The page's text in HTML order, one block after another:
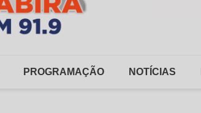
PROGRAMAÇÃO NOTÍCIAS